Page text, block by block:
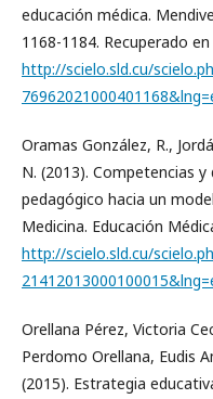
educación médica.
1168-1184. Recuperado
http://scielo.sld.cu/
Oramas González, R.,
N. (2013). Competencias
pedagógico hacia un
Medicina. Educación
http://scielo.sld.cu/
Orellana Pérez, Victoria
Perdomo Orellana, Eudis
(2015). Estrategia